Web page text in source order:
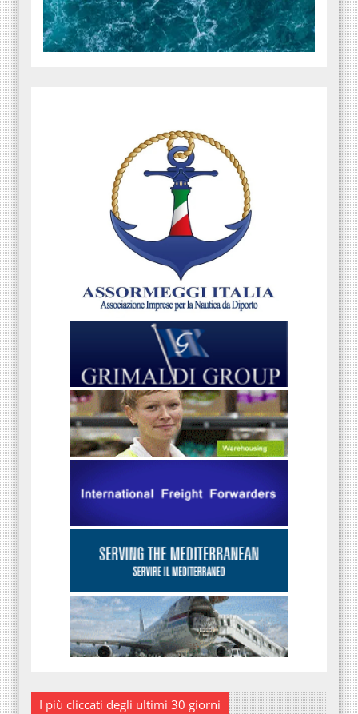
I più cliccati degli ultimi 30 giorni